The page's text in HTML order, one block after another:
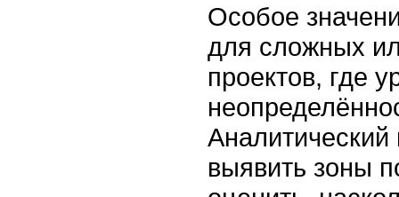
Особое
для сложных
проектов, где
Аналитический
выявить зоны